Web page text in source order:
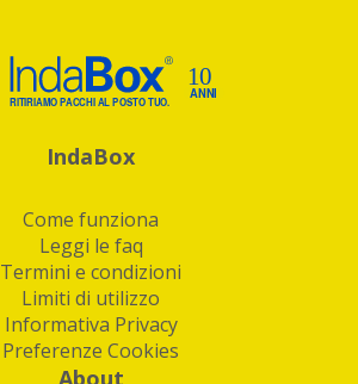
IndaBox
Come funziona
Leggi le faq
Termini e condizioni
Limiti di utilizzo
Informativa Privacy
Preferenze Cookies
About